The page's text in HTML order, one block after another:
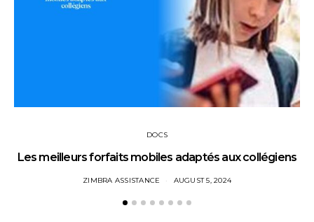
DOCS
Les meilleurs forfaits mobiles adaptés aux collégiens
ZIMBRA ASSISTANCE AUGUST 5, 2024